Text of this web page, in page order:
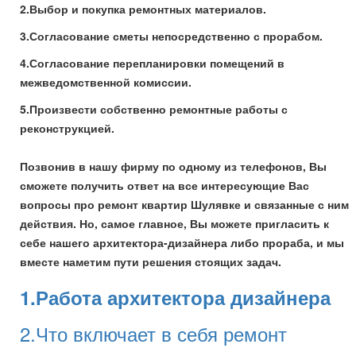
2.Выбор и покупка ремонтных материалов.
3.Согласование сметы непосредственно с прорабом.
4.Согласование перепланировки помещений в
межведомственной комиссии.
5.Произвести собственно ремонтные работы с
реконструкцией.
Позвонив в нашу фирму по одному из телефонов, Вы
сможете получить ответ на все интересующие Вас
вопросы про ремонт квартир Шулявке и связанные с ним
действия. Но, самое главное, Вы можете пригласить к
себе нашего архитектора-дизайнера либо прораба, и мы
вместе наметим пути решения стоящих задач.
1.Работа архитектора дизайнера
2.Что включает в себя ремонт